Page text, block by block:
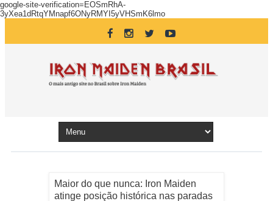
google-site-verification=EOSmRhA-
3yXea1dRtqYMnapf6ONyRMYI5yVHSmK6lmo
Maior do que nunca: Iron Maiden
atinge posição histórica nas paradas